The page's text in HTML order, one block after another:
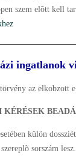
szem elõtt kell
ingatlanok
az elkobzott
KÉRÉSEK
külön
sorszám lesz.